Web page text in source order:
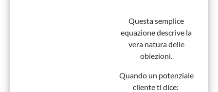
Questa semplice
equazione descrive la
vera natura delle
obiezioni.
Quando un potenziale
cliente ti dice: